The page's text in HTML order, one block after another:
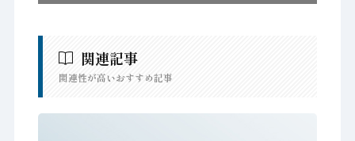
関連記事
関連性が高いおすすめ記事